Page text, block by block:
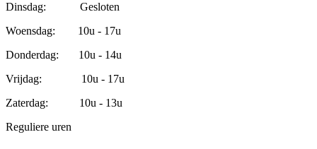
Dinsdag: Gesloten
Woensdag: 10u - 17u
Donderdag: 10u - 14u
Vrijdag: 10u - 17u
Zaterdag: 10u - 13u
Reguliere uren